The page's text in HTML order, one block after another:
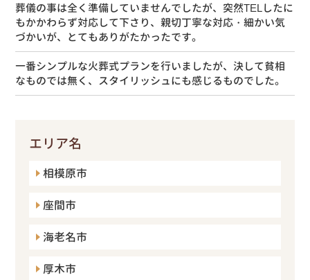
葬儀の事は全く準備していませんでしたが、突然TELしたに
もかかわらず対応して下さり、親切丁寧な対応・細かい気
づかいが、とてもありがたかったです。
一番シンプルな火葬式プランを行いましたが、決して貧相
なものでは無く、スタイリッシュにも感じるものでした。
エリア名
相模原市
座間市
海老名市
厚木市